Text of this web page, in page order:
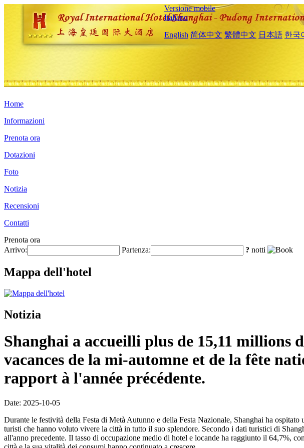
Versione mobile
Italiano
English 简体中文 繁體中文 日本語 한국
Home
Informazioni
Prenota ora
Dotazioni
Foto
Notizia
Recensioni
Contatti
Prenota ora
Arrivo:
Partenza: ? notti
Mappa dell'hotel
Notizia
Shanghai a accueilli plus de 15,11 millions
vacances de la mi-automne et de la fête
rapport à l'année précédente.
Date: 2025-10-05
Durante le festività della Festa di Metà Autunno e della Festa Nazionale, Shanghai ha
turisti che hanno voluto vivere la città in tutto il suo splendore. Secondo i dati turistici di
all'anno precedente. Il tasso di occupazione medio di hotel e locande ha raggiunto il 64,7%,